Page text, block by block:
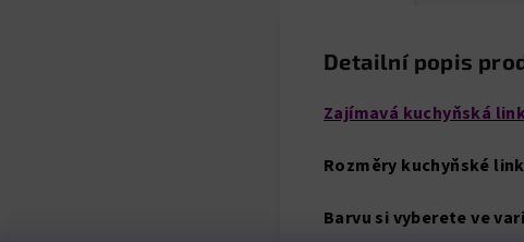
Detailní popis
Zajímavá kuchyňská
Rozměry kuchyňské
Barvu si vyberete ve